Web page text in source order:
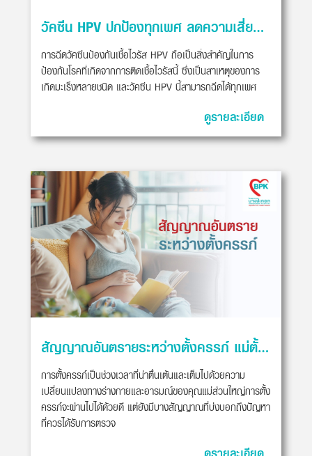
วัคซีน HPV ปกป้องทุกเพศ ลดความเสี่ยงการเกิดมะเร็ง
การฉีดวัคซีนป้องกันเชื้อไวรัส HPV ถือเป็นสิ่งสำคัญในการ
ป้องกันโรคที่เกิดจากการติดเชื้อไวรัสนี้ ซึ่งเป็นสาเหตุของการ
เกิดมะเร็งหลายชนิด และวัคซีน HPV นี้สามารถฉีดได้ทุกเพศ
ดูรายละเอียด
สัญญาณอันตรายระหว่างตั้งครรภ์ แม่ตั้งครรภ์ควรระวัง
การตั้งครรภ์เป็นช่วงเวลาที่น่าตื่นเต้นและเต็มไปด้วยความ
เปลี่ยนแปลงทางร่างกายและอารมณ์ของคุณแม่ส่วนใหญ่การตั้ง
ครรภ์จะผ่านไปได้ด้วยดี แต่ยังมีบางสัญญาณที่บ่งบอกถึงปัญหา
ที่ควรได้รับการตรวจ